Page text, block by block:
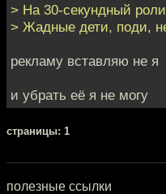
> На 30-секундный
> Жадные дети, поди,
рекламу вставляю не я
и убрать её я не могу
cтраницы: 1
полезные ссылки